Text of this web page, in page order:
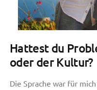
Hattest du
oder der Kultur?
Die Sprache war für